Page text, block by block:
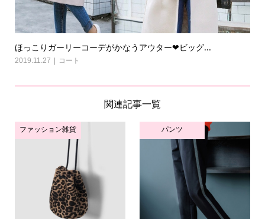
ほっこりガーリーコーデがかなうアウター❤ビッグ...
2019.11.27 コート
関連記事一覧
ファッション雑貨 パンツ